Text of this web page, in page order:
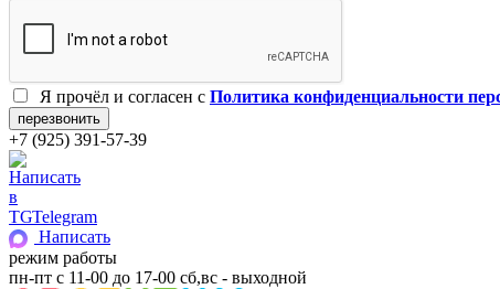
Я прочёл и согласен c Политика конфиденциальности
+7 (925) 391-57-39
Telegram
Написать
режим работы
пн-пт с 11-00 до 17-00 сб,вс - выходной